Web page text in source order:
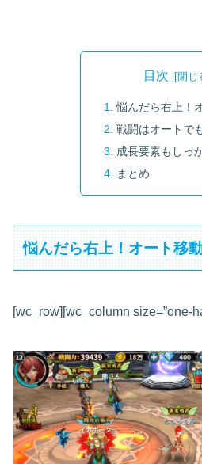
目次
悩んだら右上！
戦闘はオートで
成長要素もしっ
まとめ
悩んだら右上！オート移
[wc_row][wc_column size=”one-